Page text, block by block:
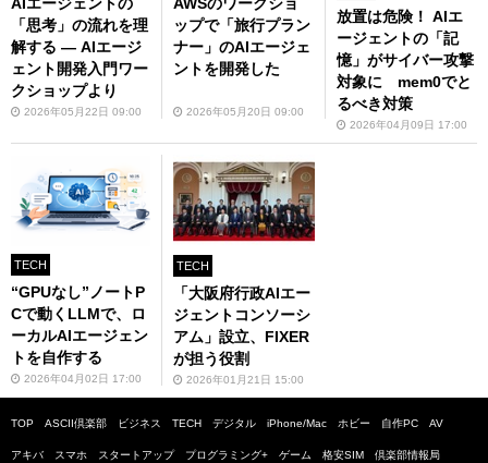
「思考」の流れを理
解する ― AIエージ
ェント開発入門ワー
クショップより
2026年05月22日 09:00
ップで「旅行プラン
ナー」のAIエージェ
ントを開発した
2026年05月20日 09:00
放置は危険！ AIエ
ージェントの「記
憶」がサイバー攻撃
対象に mem0でと
るべき対策
2026年04月09日 17:00
TECH
“GPUなし”ノートP
Cで動くLLMで、ロ
ーカルAIエージェン
トを自作する
2026年04月02日 17:00
TECH
「大阪府行政AIエー
ジェントコンソーシ
アム」設立、FIXER
が担う役割
2026年01月21日 15:00
TOP ASCII倶楽部 ビジネス TECH デジタル iPhone/Mac ホビー 自作PC AV
アキバ スマホ スタートアップ プログラミング+ ゲーム 格安SIM 倶楽部情報局